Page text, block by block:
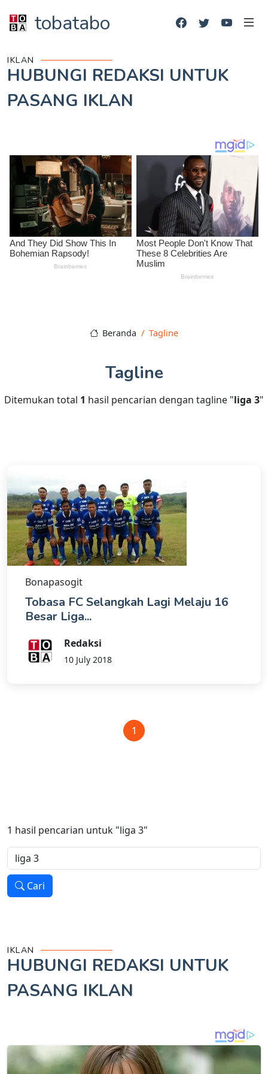
tobatabo
IKLAN
HUBUNGI REDAKSI UNTUK
PASANG IKLAN
Beranda Tagline
Tagline
Ditemukan total 1 hasil pencarian dengan tagline "liga 3"
Bonapasogit
Tobasa FC Selangkah Lagi Melaju 16
Besar Liga...
Redaksi
10 July 2018
1
1 hasil pencarian untuk "liga 3"
Cari
IKLAN
HUBUNGI REDAKSI UNTUK
PASANG IKLAN